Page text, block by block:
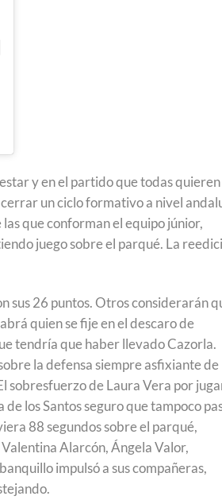
y en el partido que todas quieren
un ciclo formativo a nivel
que conforman el equipo júnior,
juego sobre el parqué. La
sus 26 puntos. Otros considerarán
quien se fije en el descaro de
tendría que haber llevado Cazorla.
la defensa siempre asfixiante de
sobresfuerzo de Laura Vera por
los Santos seguro que tampoco
88 segundos sobre el parqué,
Alarcón, Ángela Valor,
impulsó a sus compañeras,